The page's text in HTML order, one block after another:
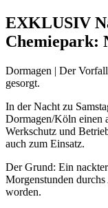
EXKLUSIV
Chemiepark:
Dormagen | Der
gesorgt.
In der Nacht zu
Dormagen/Köln einen
Werkschutz und
auch zum Einsatz.
Der Grund: Ein
Morgenstunden
worden.